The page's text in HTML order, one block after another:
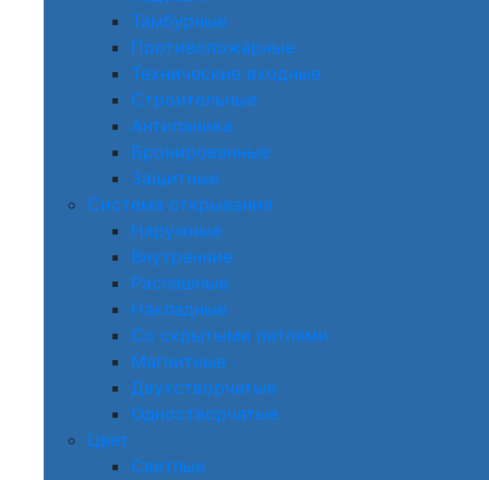
Тамбурные
Противопожарные
Технические входные
Строительные
Антипаника
Бронированные
Защитные
Система открывания
Наружные
Внутренние
Распашные
Накладные
Со скрытыми петлями
Магнитные
Двухстворчатые
Одностворчатые
Цвет
Светлые